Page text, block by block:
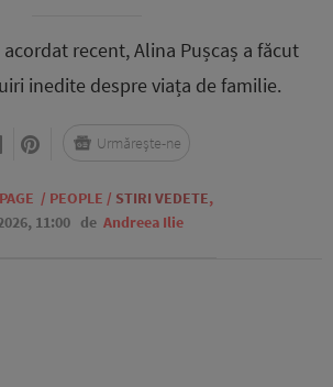
recent, Alina Pușcaș a făcut
inedite despre viața de familie.
/ PEOPLE / STIRI VEDETE,
11:00 de Andreea Ilie
Urmărește-ne